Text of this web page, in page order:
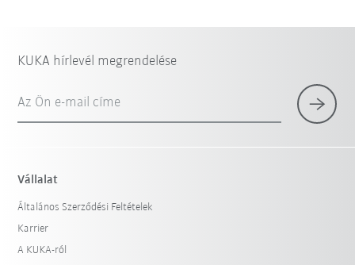
KUKA hírlevél megrendelése
Az Ön e-mail címe
Vállalat
Általános Szerződési Feltételek
Karrier
A KUKA-ról